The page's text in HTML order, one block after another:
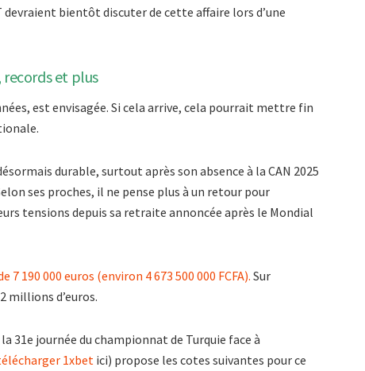
devraient bientôt discuter de cette affaire lors d’une
records et plus
est envisagée. Si cela arrive, cela pourrait mettre fin
durable, surtout après son absence à la CAN 2025
ses proches, il ne pense plus à un retour pour
tensions depuis sa retraite annoncée après le Mondial
190 000 euros (environ 4 673 500 000 FCFA). Sur
millions d’euros.
31e journée du championnat de Turquie face à
1xbet ici) propose les cotes suivantes pour ce